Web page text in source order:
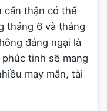
cẩn thận có thể
tháng 6 và tháng
đáng ngại là
tinh sẽ mang
may mắn, tài